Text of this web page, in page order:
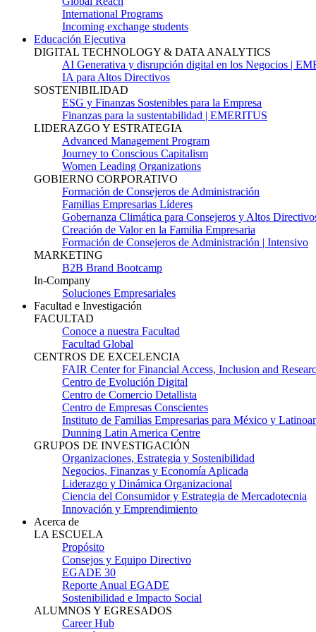
International Programs
Incoming exchange students
Educación Ejecutiva
DIGITAL TECHNOLOGY & DATA ANALYTICS
AI Generativa y disrupción digital en los Negocios |
IA para Altos Directivos
SOSTENIBILIDAD
ESG y Finanzas Sostenibles para la Empresa
Finanzas para la sustentabilidad | EMERITUS
LIDERAZGO Y ESTRATEGIA
Advanced Management Program
Journey to Conscious Capitalism
Women Leading Organizations
GOBIERNO CORPORATIVO
Formación de Consejeros de Administración
Familias Empresarias Líderes
Gobernanza Climática para Consejeros y Altos
Creación de Valor en la Familia Empresaria
Formación de Consejeros de Administración | Intensivo
MARKETING
B2B Brand Bootcamp
In-Company
Soluciones Empresariales
Facultad e Investigación
FACULTAD
Conoce a nuestra Facultad
Facultad Global
CENTROS DE EXCELENCIA
FAIR Center for Financial Access, Inclusion and
Centro de Evolución Digital
Centro de Comercio Detallista
Centro de Empresas Conscientes
Instituto de Familias Empresarias para México y
Dunning Latin America Centre
GRUPOS DE INVESTIGACIÓN
Organizaciones, Estrategia y Sostenibilidad
Negocios, Finanzas y Economía Aplicada
Liderazgo y Dinámica Organizacional
Ciencia del Consumidor y Estrategia de Mercadotecnia
Innovación y Emprendimiento
Acerca de
LA ESCUELA
Propósito
Consejos y Equipo Directivo
EGADE 30
Reporte Anual EGADE
Sostenibilidad e Impacto Social
ALUMNOS Y EGRESADOS
Career Hub